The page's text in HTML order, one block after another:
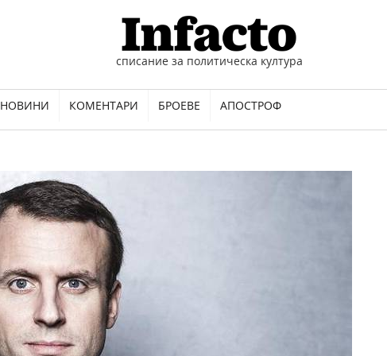
списание за политическа култура
НОВИНИ КОМЕНТАРИ БРОЕВЕ АПОСТРОФ